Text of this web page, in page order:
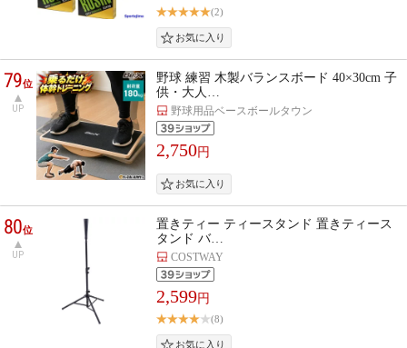
(2)
79位
UP
野球 練習 木製バランスボード 40×30cm 子
供・大人…
野球用品ベースボールタウン
2,750円
80位
UP
置きティー ティースタンド 置きティース
タンド バ…
COSTWAY
2,599円
(8)